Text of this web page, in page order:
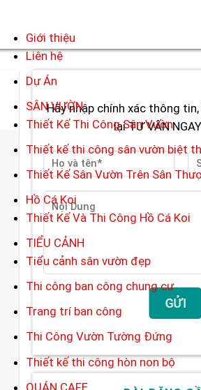
Giới thiệu
Liên hệ
Dự Án
SÂN VƯỜN
Thiết Kế Thi Công Sân Vườn
Thiết kế thi công sân vườn biệt
Thiết Kế Sân Vườn Trên Sân
Hồ Cá Koi
Thiết Kế Và Thi Công Hồ Cá Koi
TIỂU CẢNH
Tiểu cảnh sân vườn đẹp
Thi công ban công chung cư
Trang trí ban công
Thi Công Vườn Tường Đứng
Thiết kế thi công hòn non bộ
QUÁN CAFE
Hãy nhập chính xác thông
lại TƯ VẤN